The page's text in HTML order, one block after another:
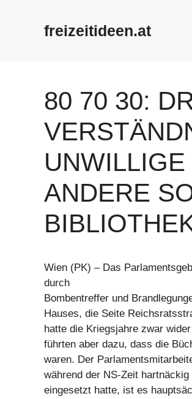
freizeitideen.at
80 70 30:
ANDERE
Wien (PK) – Das
durch
Bombentreffer und
Hauses, die Seite
hatte die Kriegsjahre zwar
führten aber dazu, dass die
waren. Der
während der NS-Zeit
eingesetzt hatte, ist es